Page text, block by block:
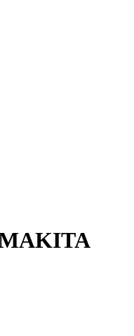
MAKITA